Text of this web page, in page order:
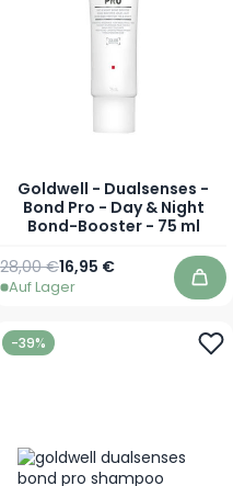
Goldwell - Dualsenses -
Bond Pro - Day & Night
Bond-Booster - 75 ml
Sonderpreis
16,95 €
Regulärer Preis
28,00 €
Auf Lager In
-39%